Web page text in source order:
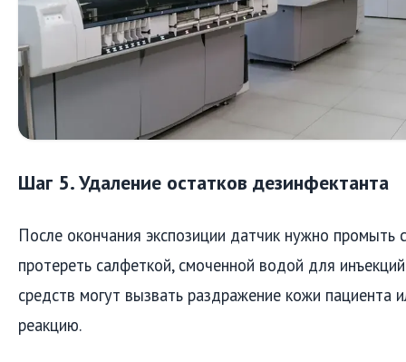
Шаг 5. Удаление остатков дезинфектанта
После окончания экспозиции датчик нужно промыть
протереть салфеткой, смоченной водой для
средств могут вызвать раздражение кожи пациента
реакцию.